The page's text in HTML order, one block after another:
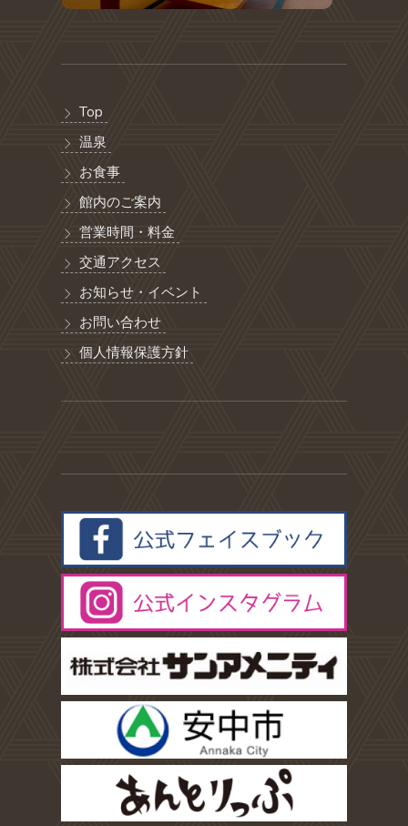
Top
温泉
お食事
館内のご案内
営業時間・料金
交通アクセス
お知らせ・イベント
お問い合わせ
個人情報保護方針